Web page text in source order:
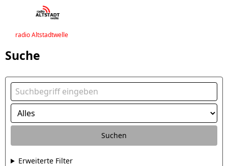
radio Altstadtwelle
Suche
Suchen
Erweiterte Filter